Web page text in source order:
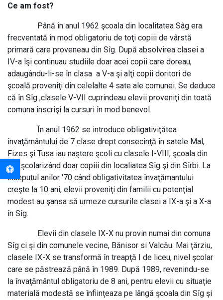
A+
A-
Ce am fost?
Până în anul 1962 şcoala din localitatea Sâg era
frecventată în mod obligatoriu de toţi copiii de vârstă
primară care proveneau din Sîg. După absolvirea clasei a
IV-a îşi continuau studiile doar acei copii care doreau,
adaugându-li-se în clasa a V-a şi alţi copii doritori de
şcoală proveniţi din celelalte 4 sate ale comunei. Se deduce
că în Sîg ,clasele V-VII cuprindeau elevii proveniţi din toată
comuna înscrişi la cursuri în mod benevol.
În anul 1962 se introduce obligativiţătea
învaţământului de 7 clase drept consecinţă în satele Mal,
Fizes şi Tusa iau naştere şcoli cu clasele I-VIII, şcoala din
Sîg şcolarizând doar copiii din localiatea Sîg şi din Sîrbi. La
începutul anilor '70 când obligativitatea învaţămantului
creşte la 10 ani, elevii proveniţi din familii cu potenţial
modest au şansa să urmeze cursurile clasei a IX-a şi a X-a
în Sîg.
Elevii din clasele IX-X nu provin numai din comuna
Sîg ci şi din comunele vecine, Bănisor si Valcău. Mai ţărziu,
clasele IX-X se transformă în treapţă I de liceu, nivel şcolar
care se păstrează până în 1989. După 1989, revenindu-se
la învaţământul obligatoriu de 8 ani, pentru elevii cu situaţie
materială modestă se înfiinţeaza pe lângă şcoala din Sîg şi